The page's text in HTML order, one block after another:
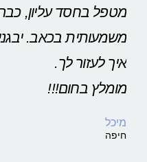
מטפל בחסד עליון,
משמעותית בכאב.
איך לעזור לך.
מומלץ בחום!!!
מיכל
חיפה